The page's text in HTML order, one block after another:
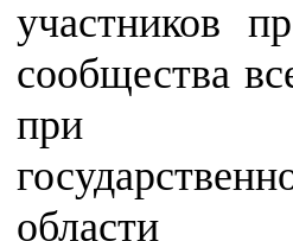
участников
сообщества
при
области